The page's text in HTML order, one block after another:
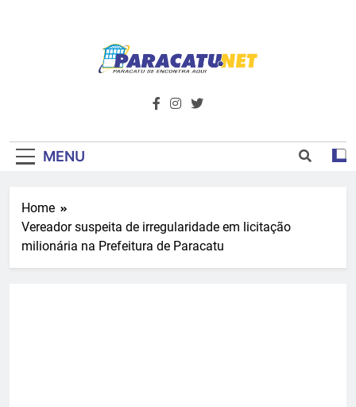
Paracatu.net –
Notícias E
Primeiro Do
Noroeste De
além de tudo sobre esportes e
MENU
Home
Vereador suspeita de irregularidade em licitação
milionária na Prefeitura de Paracatu